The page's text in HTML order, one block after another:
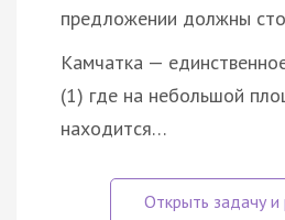
предложении должны
Камчатка —
(1) где на небольшой
находится…